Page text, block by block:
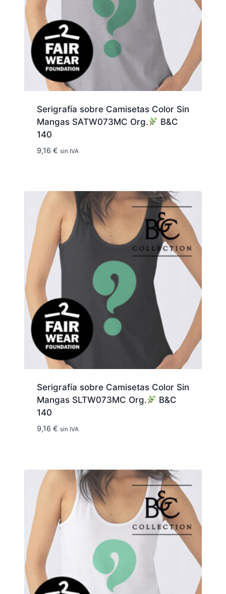
Serigrafía sobre Camisetas Color Sin
Mangas SATW073MC Org.
B&C
140
9,16 € sin IVA
Serigrafía sobre Camisetas Color Sin
Mangas SLTW073MC Org.
B&C
140
9,16 € sin IVA